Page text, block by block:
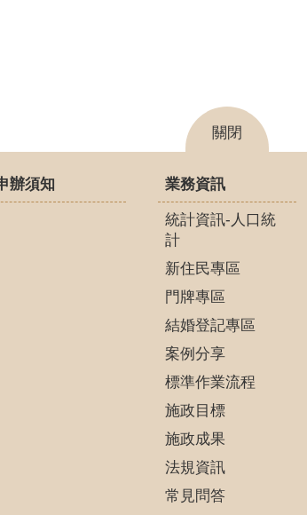
關閉
辦須知 業務資訊
統計資訊-人口統
計
新住民專區
門牌專區
結婚登記專區
案例分享
標準作業流程
施政目標
施政成果
法規資訊
常見問答